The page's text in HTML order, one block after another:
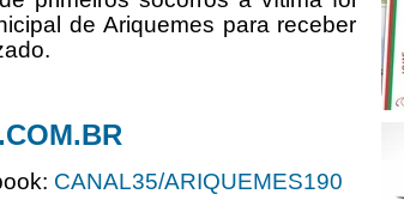
de Ariquemes para receber
CANAL35/ARIQUEMES190